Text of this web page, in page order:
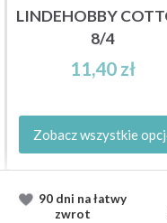
LINDEHOBBY
8/4
11,40 zł
Zobacz wszystkie
90 dni na łatwy
zwrot